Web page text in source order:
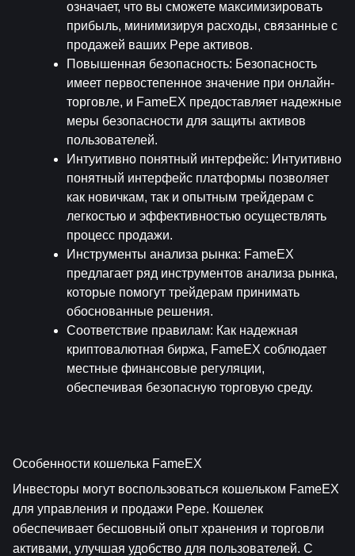
означает, что вы сможете максимизировать
прибыль, минимизируя расходы, связанные с
продажей ваших Pepe активов.
Повышенная безопасность: Безопасность
имеет первостепенное значение при онлайн-
торговле, и FameEX предоставляет надежные
меры безопасности для защиты активов
пользователей.
Интуитивно понятный интерфейс: Интуитивно
понятный интерфейс платформы позволяет
как новичкам, так и опытным трейдерам с
легкостью и эффективностью осуществлять
процесс продажи.
Инструменты анализа рынка: FameEX
предлагает ряд инструментов анализа рынка,
которые помогут трейдерам принимать
обоснованные решения.
Соответствие правилам: Как надежная
криптовалютная биржа, FameEX соблюдает
местные финансовые регуляции,
обеспечивая безопасную торговую среду.
Особенности кошелька FameEX
Инвесторы могут воспользоваться кошельком FameEX
для управления и продажи Pepe. Кошелек
обеспечивает бесшовный опыт хранения и торговли
активами, улучшая удобство для пользователей. С